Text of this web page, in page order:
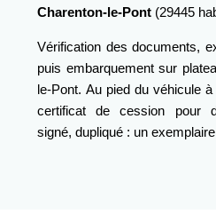
Charenton-le-Pont (29445
Vérification des documents,
puis embarquement sur
le-Pont. Au pied du véhicule
certificat de cession pour
signé, dupliqué : un